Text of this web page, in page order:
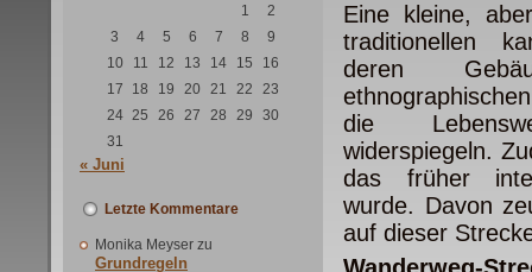
1
2
3
4 5 6 7 8
9
10
11 12 13 14 15
16
17
18 19 20 21 22
23
24 25 26 27 28 29
30
31
« Juni
Letzte Kommentare
Monika Meyser zu
Grundregeln
Eine kleine,
traditionellen
deren
die
widerspiegeln.
das früher
wurde. Davon
auf dieser